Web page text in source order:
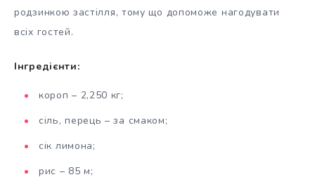
родзинкою застілля, тому що допоможе нагодувати
всіх гостей.
Інгредієнти:
короп – 2,250 кг;
сіль, перець – за смаком;
сік лимона;
рис – 85 м;